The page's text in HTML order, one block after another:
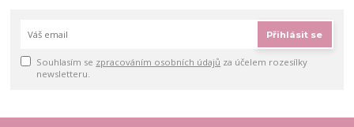
Přihlásit se
Souhlasím se zpracováním osobních údajů za účelem rozesílky
newsletteru.